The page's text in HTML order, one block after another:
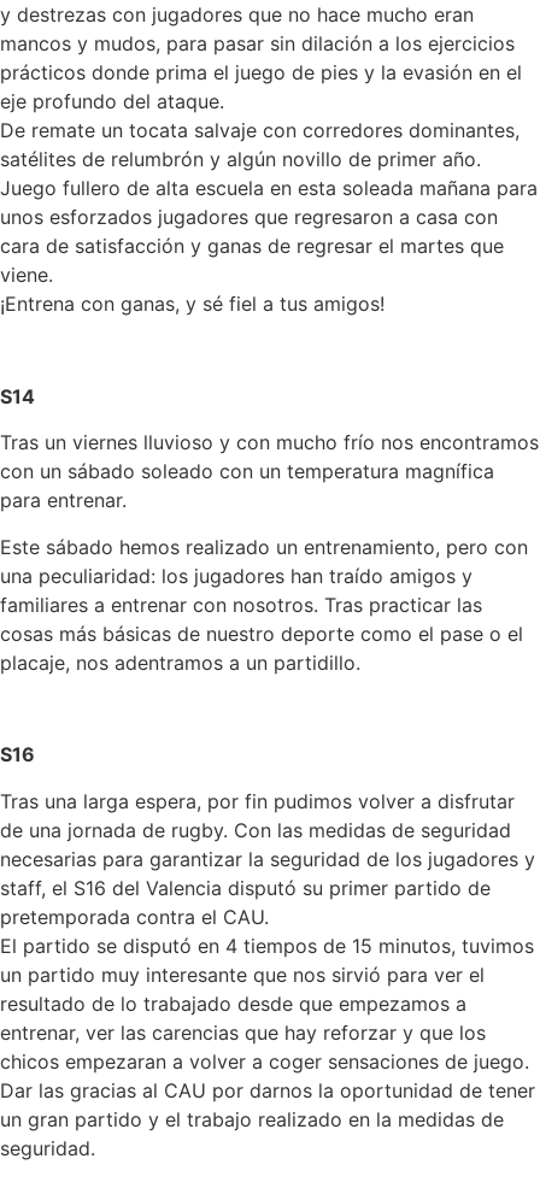
y destrezas con jugadores que no hace mucho eran
mancos y mudos, para pasar sin dilación a los ejercicios
prácticos donde prima el juego de pies y la evasión en el
eje profundo del ataque.
De remate un tocata salvaje con corredores dominantes,
satélites de relumbrón y algún novillo de primer año.
Juego fullero de alta escuela en esta soleada mañana para
unos esforzados jugadores que regresaron a casa con
cara de satisfacción y ganas de regresar el martes que
viene.
¡Entrena con ganas, y sé fiel a tus amigos!
S14
Tras un viernes lluvioso y con mucho frío nos encontramos
con un sábado soleado con un temperatura magnífica
para entrenar.
Este sábado hemos realizado un entrenamiento, pero con
una peculiaridad: los jugadores han traído amigos y
familiares a entrenar con nosotros. Tras practicar las
cosas más básicas de nuestro deporte como el pase o el
placaje, nos adentramos a un partidillo.
S16
Tras una larga espera, por fin pudimos volver a disfrutar
de una jornada de rugby. Con las medidas de seguridad
necesarias para garantizar la seguridad de los jugadores y
staff, el S16 del Valencia disputó su primer partido de
pretemporada contra el CAU.
El partido se disputó en 4 tiempos de 15 minutos, tuvimos
un partido muy interesante que nos sirvió para ver el
resultado de lo trabajado desde que empezamos a
entrenar, ver las carencias que hay reforzar y que los
chicos empezaran a volver a coger sensaciones de juego.
Dar las gracias al CAU por darnos la oportunidad de tener
un gran partido y el trabajo realizado en la medidas de
seguridad.